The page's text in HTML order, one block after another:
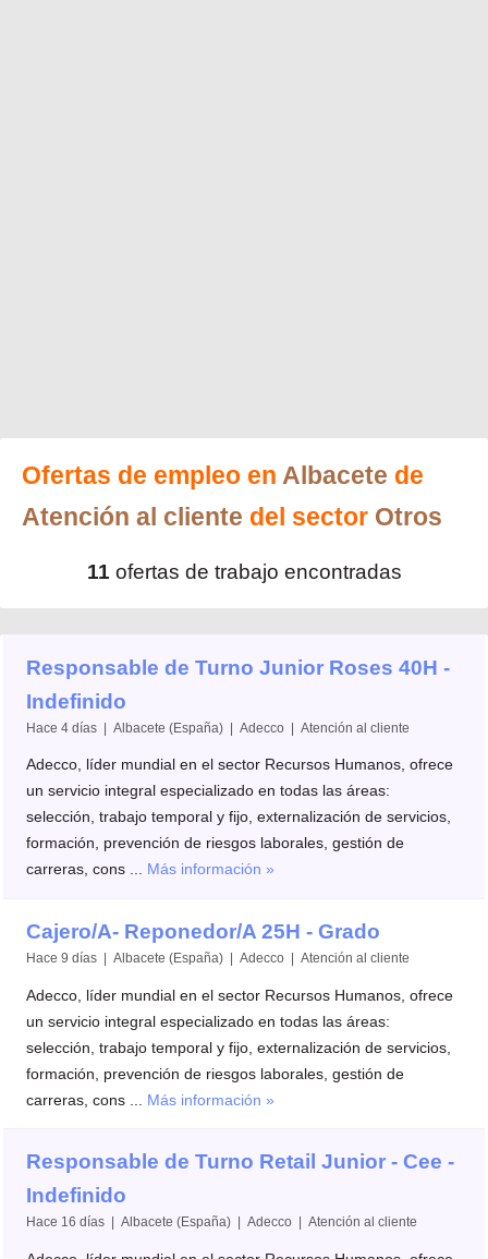
Ofertas de empleo en Albacete de
Atención al cliente del sector Otros
11 ofertas de trabajo encontradas
Responsable de Turno Junior Roses 40H -
Indefinido
Hace 4 días | Albacete (España) | Adecco | Atención al cliente
Adecco, líder mundial en el sector Recursos Humanos, ofrece
un servicio integral especializado en todas las áreas:
selección, trabajo temporal y fijo, externalización de servicios,
formación, prevención de riesgos laborales, gestión de
carreras, cons ... Más información »
Cajero/A- Reponedor/A 25H - Grado
Hace 9 días | Albacete (España) | Adecco | Atención al cliente
Adecco, líder mundial en el sector Recursos Humanos, ofrece
un servicio integral especializado en todas las áreas:
selección, trabajo temporal y fijo, externalización de servicios,
formación, prevención de riesgos laborales, gestión de
carreras, cons ... Más información »
Responsable de Turno Retail Junior - Cee -
Indefinido
Hace 16 días | Albacete (España) | Adecco | Atención al cliente